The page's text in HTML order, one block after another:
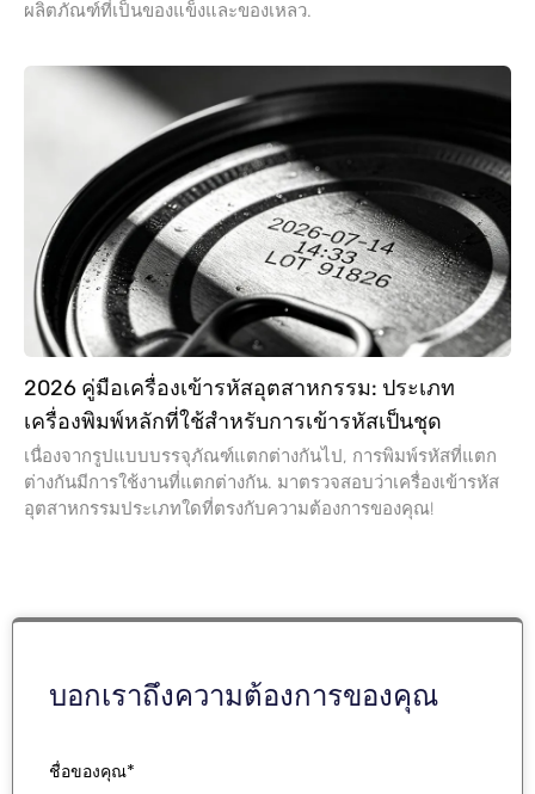
2026 คู่มือเครื่องเข้ารหัสอุตสาหกรรม: ประเภท
เครื่องพิมพ์หลักที่ใช้สำหรับการเข้ารหัสเป็นชุด
เนื่องจากรูปแบบบรรจุภัณฑ์แตกต่างกันไป, การพิมพ์รหัสที่แตก
ต่างกันมีการใช้งานที่แตกต่างกัน. มาตรวจสอบว่าเครื่องเข้ารหัส
อุตสาหกรรมประเภทใดที่ตรงกับความต้องการของคุณ!
บอกเราถึงความต้องการของคุณ